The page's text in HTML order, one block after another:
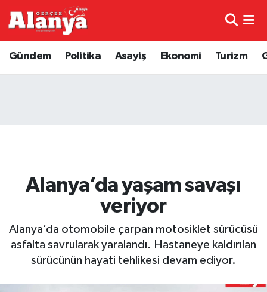
Gündem Politika Asayiş Ekonomi Turizm
Alanya’da yaşam savaşı
veriyor
Alanya’da otomobile çarpan motosiklet sürücüsü
asfalta savrularak yaralandı. Hastaneye kaldırılan
sürücünün hayati tehlikesi devam ediyor.
Genel
Dünya
Ekonomi
Trafik Durumu
Haber Arşivi